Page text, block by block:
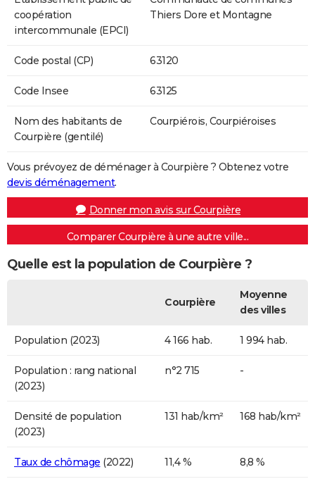
coopération
intercommunale (EPCI)
Thiers Dore et Montagne
Code postal (CP) 63120
Code Insee 63125
Nom des habitants de
Courpière (gentilé)
Courpiérois, Courpiéroises
Vous prévoyez de déménager à Courpière ? Obtenez votre
devis déménagement.
Donner mon avis sur Courpière
Comparer Courpière à une autre ville...
Quelle est la population de Courpière ?
Courpière
Moyenne
des villes
Population (2023) 4 166 hab. 1 994 hab.
Population : rang national
(2023)
n°2 715 -
Densité de population
(2023)
131 hab/km² 168 hab/km²
Taux de chômage (2022) 11,4 % 8,8 %